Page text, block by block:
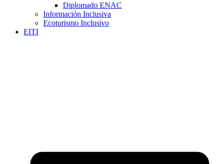
Diplomado ENAC
Información Inclusiva
Ecoturismo Inclusivo
EITI